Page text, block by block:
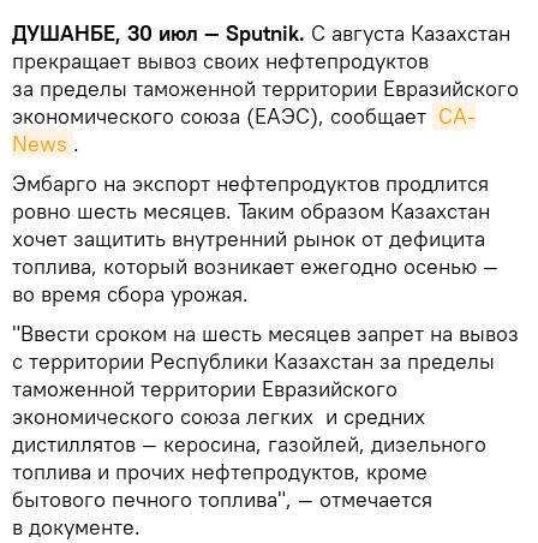
ДУШАНБЕ, 30 июл — Sputnik. С августа Казахстан
прекращает вывоз своих нефтепродуктов
за пределы таможенной территории Евразийского
экономического союза (ЕАЭС), сообщает CA-
News .
Эмбарго на экспорт нефтепродуктов продлится
ровно шесть месяцев. Таким образом Казахстан
хочет защитить внутренний рынок от дефицита
топлива, который возникает ежегодно осенью —
во время сбора урожая.
"Ввести сроком на шесть месяцев запрет на вывоз
с территории Республики Казахстан за пределы
таможенной территории Евразийского
экономического союза легких и средних
дистиллятов — керосина, газойлей, дизельного
топлива и прочих нефтепродуктов, кроме
бытового печного топлива", — отмечается
в документе.